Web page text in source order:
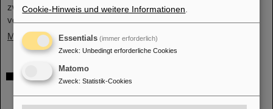
zwischen GSI/FAIR und Indien im Rahmen des FAIR-Projekts
vorzunehmen.
Mehr »
GSI-Forscherin Almudena Arcones zu Max-
Planck-Fellow am Max-Planck-Institut für
Kernphysik in Heidelberg ernannt
Cookie-Hinweis und weitere Informationen
Essentials (immer erforderlich)
Zweck: Unbedingt erforderliche Cookies
Matomo
Zweck: Statistik-Cookies